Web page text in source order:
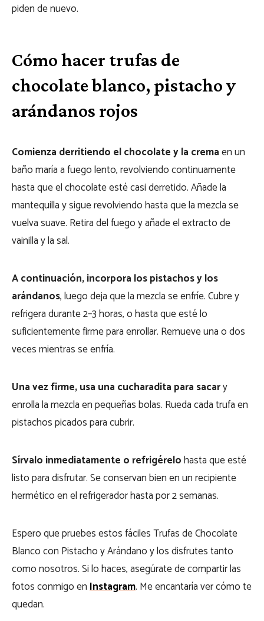
piden de nuevo.
Cómo hacer trufas de
chocolate blanco, pistacho y
arándanos rojos
Comienza derritiendo el chocolate y la cremaen un
baño maría a fuego lento, revolviendo continuamente
hasta que el chocolate esté casi derretido. Añade la
mantequilla y sigue revolviendo hasta que la mezcla se
vuelva suave. Retira del fuego y añade el extracto de
vainilla y la sal.
A continuación, incorpora los pistachos y los
arándanos, luego deja que la mezcla se enfríe. Cubre y
refrigera durante 2–3 horas, o hasta que esté lo
suficientemente firme para enrollar. Remueve una o dos
veces mientras se enfría.
Una vez firme, usa una cucharadita para sacary
enrolla la mezcla en pequeñas bolas. Rueda cada trufa en
pistachos picados para cubrir.
Sírvalo inmediatamente o refrigérelohasta que esté
listo para disfrutar. Se conservan bien en un recipiente
hermético en el refrigerador hasta por 2 semanas.
Espero que pruebes estos fáciles Trufas de Chocolate
Blanco con Pistacho y Arándano y los disfrutes tanto
como nosotros. Si lo haces, asegúrate de compartir las
fotos conmigo enInstagram. Me encantaría ver cómo te
quedan.